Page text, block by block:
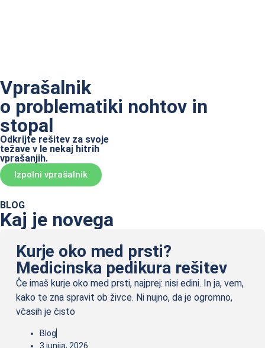
Vprašalnik
o problematiki nohtov in
stopal
Odkrijte rešitev za svoje
težave v le nekaj hitrih
vprašanjih.
Izpolni vprašalnik
BLOG
Kaj je novega
Kurje oko med prsti?
Medicinska pedikura rešitev
Če imaš kurje oko med prsti, najprej: nisi edini. In ja, vem,
kako te zna spravit ob živce. Ni nujno, da je ogromno,
včasih je čisto
Blog
3 junija, 2026